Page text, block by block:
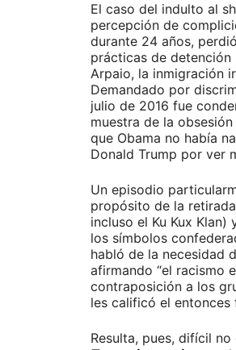
El caso del indulto al
percepción de
durante 24 años,
prácticas de detención
Arpaio, la inmigración
Demandado por
julio de 2016 fue
muestra de la
que Obama no había
Donald Trump por ver
Un episodio
propósito de la
incluso el Ku Kux
los símbolos
habló de la necesidad
afirmando “el racismo
contraposición a los
les calificó el entonces
Resulta, pues, difícil